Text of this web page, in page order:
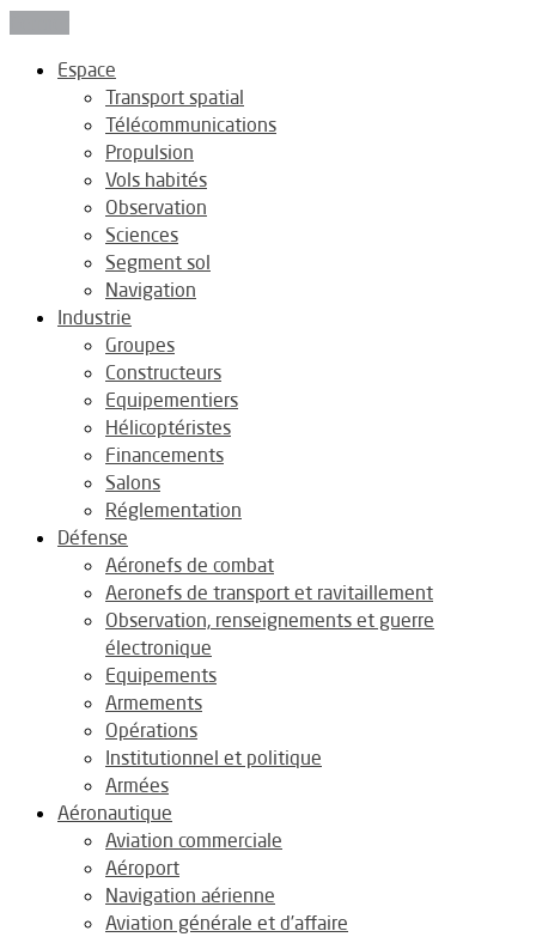
Espace
Transport spatial
Télécommunications
Propulsion
Vols habités
Observation
Sciences
Segment sol
Navigation
Industrie
Groupes
Constructeurs
Equipementiers
Hélicoptéristes
Financements
Salons
Réglementation
Défense
Aéronefs de combat
Aeronefs de transport et ravitaillement
Observation, renseignements et guerre
électronique
Equipements
Armements
Opérations
Institutionnel et politique
Armées
Aéronautique
Aviation commerciale
Aéroport
Navigation aérienne
Aviation générale et d’affaire